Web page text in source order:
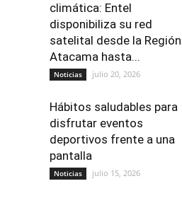
climática: Entel
disponibiliza su red
satelital desde la
Atacama hasta...
Noticias julio 20, 2026
Hábitos saludables para
disfrutar eventos
deportivos frente a una
pantalla
Noticias julio 15, 2026